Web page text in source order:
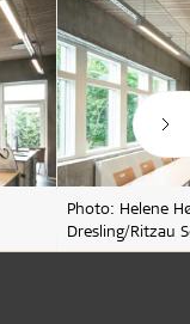
Photo: Helene
Dresling/Ritzau